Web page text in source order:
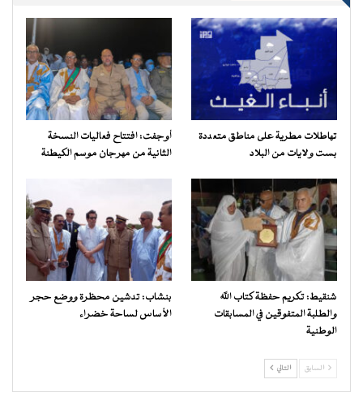
تهاطلات مطرية على مناطق متعددة
بست ولايات من البلاد
أوجفت: افتتاح فعاليات النسخة
الثانية من مهرجان موسم الكيطنة
شنقيط: تكريم حفظة كتاب الله
والطلبة المتفوقين في المسابقات
الوطنية
بنشاب: تدشين محظرة ووضع حجر
الأساس لساحة خضراء
السابق التالي